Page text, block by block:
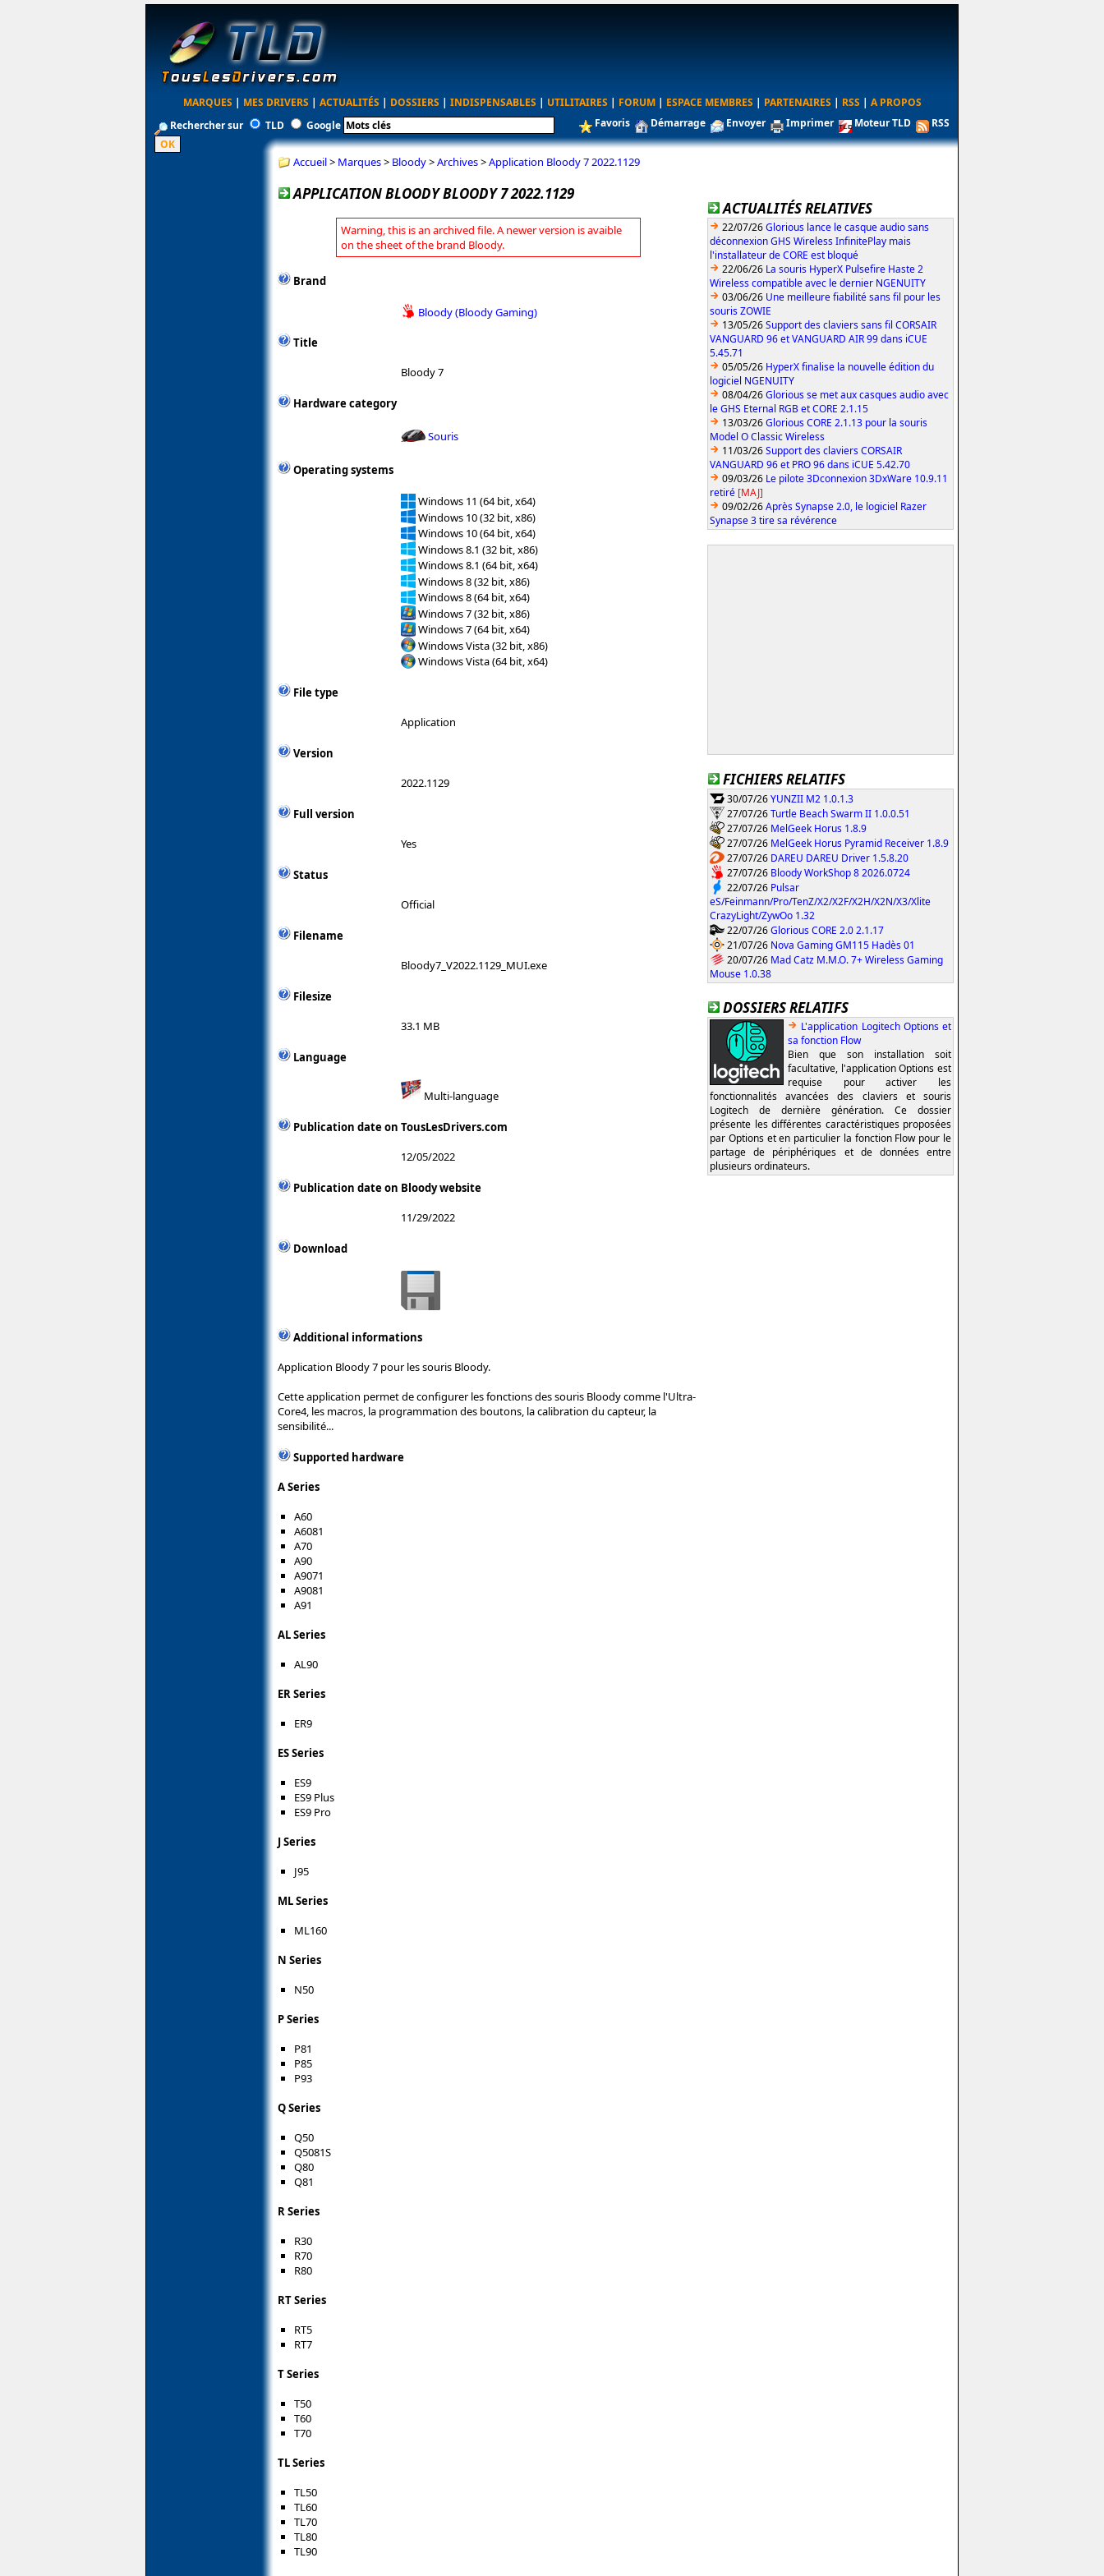
MARQUES | MES DRIVERS | ACTUALITÉS | DOSSIERS | INDISPENSABLES | UTILITAIRES | FORUM | ESPACE MEMBRES | PARTENAIRES | RSS | A PROPOS
Rechercher sur
TLD Google Favoris Démarrage Envoyer Imprimer Moteur TLD RSS
Accueil> Marques> Bloody>Archives>Application Bloody 7 2022.1129
APPLICATION BLOODY BLOODY 7 2022.1129
Warning, this is an archived file. A newer version is avaible
on the sheet of the brand Bloody.
Brand
Bloody (Bloody Gaming)
Title
Bloody 7
Hardware category
Souris
Operating systems
Windows 11 (64 bit, x64)
Windows 10 (32 bit, x86)
Windows 10 (64 bit, x64)
Windows 8.1 (32 bit, x86)
Windows 8.1 (64 bit, x64)
Windows 8 (32 bit, x86)
Windows 8 (64 bit, x64)
Windows 7 (32 bit, x86)
Windows 7 (64 bit, x64)
Windows Vista (32 bit, x86)
Windows Vista (64 bit, x64)
File type
Application
Version
2022.1129
Full version
Yes
Status
Official
Filename
Bloody7_V2022.1129_MUI.exe
Filesize
33.1 MB
Language
Multi-language
Publication date on TousLesDrivers.com
12/05/2022
Publication date on Bloody website
11/29/2022
Download
Additional informations
Application Bloody 7 pour les souris Bloody.
Cette application permet de configurer les fonctions des souris Bloody comme l'Ultra-
Core4, les macros, la programmation des boutons, la calibration du capteur, la
sensibilité...
Supported hardware
A Series
A60
A6081
A70
A90
A9071
A9081
A91
AL Series
AL90
ER Series
ER9
ES Series
ES9
ES9 Plus
ES9 Pro
J Series
J95
ML Series
ML160
N Series
N50
P Series
P81
P85
P93
Q Series
Q50
Q5081S
Q80
Q81
R Series
R30
R70
R80
RT Series
RT5
RT7
T Series
T50
T60
T70
TL Series
TL50
TL60
TL70
TL80
TL90
ACTUALITÉS RELATIVES
22/07/26Glorious lance le casque audio sans
déconnexion GHS Wireless InfinitePlay mais
l'installateur de CORE est bloqué
22/06/26 La souris HyperX Pulsefire Haste 2
Wireless compatible avec le dernier NGENUITY
03/06/26 Une meilleure fiabilité sans fil pour les
souris ZOWIE
13/05/26Support des claviers sans fil CORSAIR
VANGUARD 96 et VANGUARD AIR 99 dans iCUE
5.45.71
05/05/26 HyperX finalise la nouvelle édition du
logiciel NGENUITY
08/04/26Glorious se met aux casques audio avec
le GHS Eternal RGB et CORE 2.1.15
13/03/26Glorious CORE 2.1.13 pour la souris
Model O Classic Wireless
11/03/26Support des claviers CORSAIR
VANGUARD 96 et PRO 96 dans iCUE 5.42.70
09/03/26 Le pilote 3Dconnexion 3DxWare 10.9.11
retiré [MAJ]
09/02/26Après Synapse 2.0, le logiciel Razer
Synapse 3 tire sa révérence
FICHIERS RELATIFS
30/07/26YUNZII M2 1.0.1.3
27/07/26Turtle Beach Swarm II 1.0.0.51
27/07/26 MelGeek Horus 1.8.9
27/07/26 MelGeek Horus Pyramid Receiver 1.8.9
27/07/26 DAREU DAREU Driver 1.5.8.20
27/07/26 Bloody WorkShop 8 2026.0724
22/07/26 Pulsar
eS/Feinmann/Pro/TenZ/X2/X2F/X2H/X2N/X3/Xlite
CrazyLight/ZywOo 1.32
22/07/26Glorious CORE 2.0 2.1.17
21/07/26 Nova Gaming GM115 Hadès 01
20/07/26 Mad Catz M.M.O. 7+ Wireless Gaming
Mouse 1.0.38
DOSSIERS RELATIFS
L'application Logitech Options et
sa fonction Flow
Bien que son installation soit
facultative, l'application Options est
requise pour activer les
fonctionnalités avancées des claviers et souris
Logitech de dernière génération. Ce dossier
présente les différentes caractéristiques proposées
par Options et en particulier la fonction Flow pour le
partage de périphériques et de données entre
plusieurs ordinateurs.